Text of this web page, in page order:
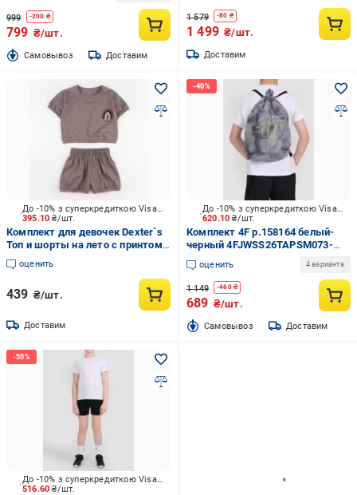
999 -200 ₴
799 ₴/шт.
Cамовывоз Доставим
1 579 -80 ₴
1 499 ₴/шт.
Доставим
395.10₴/шт.
До -10% з суперкредиткою Visa Вигода
Комплект для девочек Dexter`s
Топ и шорты на лето с принтом
Wild Love р.86 d130вл-кч
оценить
439 ₴/шт.
Доставим
620.10₴/шт.
До -10% з суперкредиткою Visa Вигода
Комплект 4F р.158164 белый-
черный 4FJWSS26TAPSM073-
90S
оценить 4 варианта
1 149 -460₴
689 ₴/шт.
Cамовывоз Доставим
516.60₴/шт.
До -10% з суперкредиткою Visa Вигода